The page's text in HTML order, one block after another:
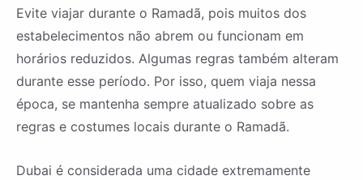
Evite viajar durante o Ramadã, pois muitos dos
estabelecimentos não abrem ou funcionam em
horários reduzidos. Algumas regras também alteram
durante esse período. Por isso, quem viaja nessa
época, se mantenha sempre atualizado sobre as
regras e costumes locais durante o Ramadã.
Dubai é considerada uma cidade extremamente